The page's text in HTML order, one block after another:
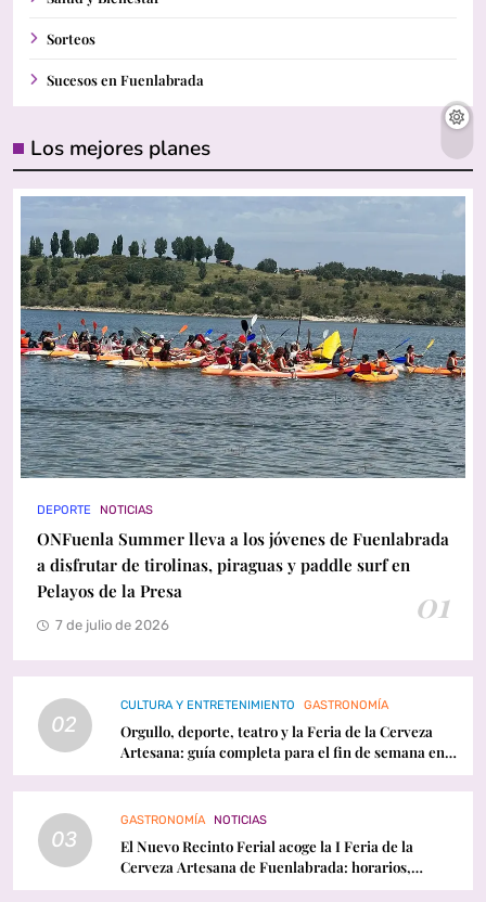
Sorteos
Sucesos en Fuenlabrada
Los mejores planes
DEPORTE NOTICIAS
ONFuenla Summer lleva a los jóvenes de Fuenlabrada
a disfrutar de tirolinas, piraguas y paddle surf en
Pelayos de la Presa
01
7 de julio de 2026
02
CULTURA Y ENTRETENIMIENTO GASTRONOMÍA
Orgullo, deporte, teatro y la Feria de la Cerveza
Artesana: guía completa para el fin de semana en
Fuenlabrada
03
GASTRONOMÍA NOTICIAS
El Nuevo Recinto Ferial acoge la I Feria de la
Cerveza Artesana de Fuenlabrada: horarios,
conciertos y programación